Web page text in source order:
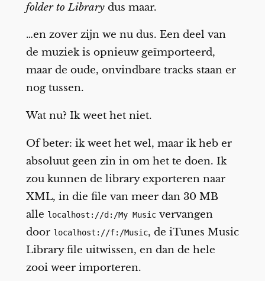
folder to Librarydus maar.
…en zover zijn we nu dus. Een deel van
de muziek is opnieuw geïmporteerd,
maar de oude, onvindbare tracks staan er
nog tussen.
Wat nu? Ik weet het niet.
Of beter: ik weet het wel, maar ik heb er
absoluut geen zin in om het te doen. Ik
zou kunnen de library exporteren naar
XML, in die file van meer dan 30 MB
alle localhost://d:/My Musicvervangen
door localhost://f:/Music, de iTunes Music
Library file uitwissen, en dan de hele
zooi weer importeren.